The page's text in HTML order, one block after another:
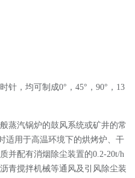
针，均可制成0°，45°，90°，13
蒸汽锅炉的鼓风系统或矿井的常
适用于高温环境下的烘烤炉、干
并配有消烟除尘装置的0.2-20t/h
青搅拌机械等通风及引风除尘装